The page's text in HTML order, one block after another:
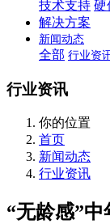
技术支持 硬
解决方案
新闻动态
全部 行业资
行业资讯
你的位置
首页
新闻动态
行业资讯
“无龄感”